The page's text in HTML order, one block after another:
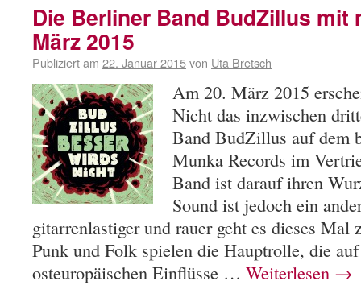
Die Berliner Band BudZillus mit
März 2015
Publiziert am 22. Januar 2015von Uta Bretsch
Am 20. März 2015
Nicht das inzwischen
Band BudZillus auf dem
Munka Records im
Band ist darauf ihren
Sound ist jedoch ein
gitarrenlastiger und rauer geht es dieses Mal
Punk und Folk spielen die Hauptrolle, die
osteuropäischen Einflüsse … Weiterlesen →